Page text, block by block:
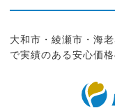
大和市・綾瀬市・海
で実績のある安心価